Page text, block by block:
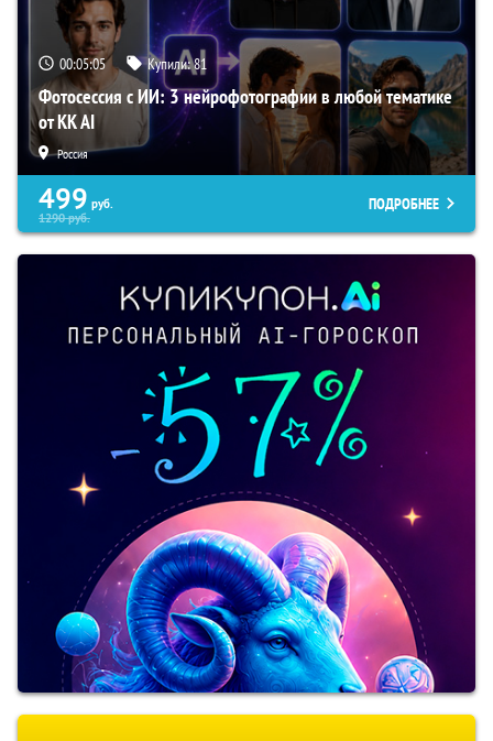
00:05:04 Купили:81
Фотосессия с ИИ: 3 нейрофотографии в любой тематике
от KK AI
Россия
499 руб.
1290руб.
ПОДРОБНЕЕ